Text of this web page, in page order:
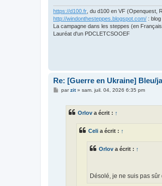
https://d100.fr , du d100 en VF (Openquest,
http://windonthesteppes.blogspot.com/ :
La campagne dans les steppes (en
Lauréat d'un PDCLETCSOOEF
Re: [Guerre en Ukraine] Bleu/
Mparzit» sam. juil. 04, 2026 6:35 pm
Orlov a écrit : ↑
Celi a écrit : ↑
Orlov a écrit : ↑
Désolé, je ne suis pas